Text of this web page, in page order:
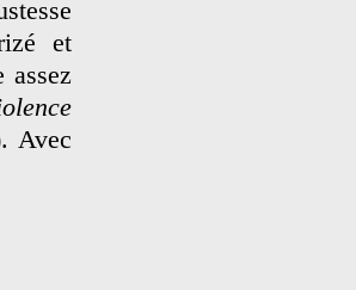
et
Avec